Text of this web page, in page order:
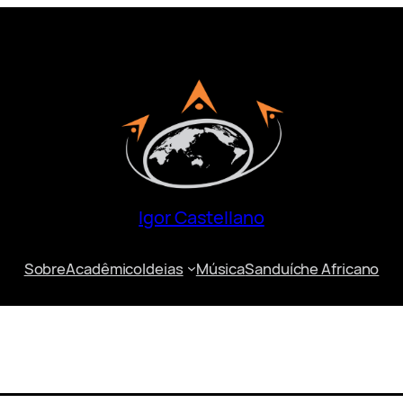
Igor Castellano
SobreAcadêmicoIdeias MúsicaSanduíche Africano